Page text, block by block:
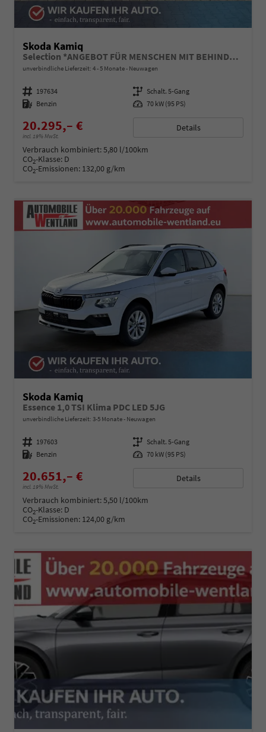
Skoda Kamiq
Selection *ANGEBOT FÜR MENSCHEN MIT BEHINDERUNG AB 50%! 1.0 TSI 95PS, Klimaanlage, Sitzheizung, Parksensoren hinten, LED-Scheinwerfer, Tempomat, Infotainment 8", Virtual Cockpit Nebelscheinwerfer, Dachreling
unverbindliche Lieferzeit: 4 - 5 Monate Neuwagen
Fahrzeugnummer 197634 Getriebe Schalt. 5-Gang
Kraftstoff Benzin Leistung 70 kW (95 PS)
20.295,– €
incl. 19% MwSt.
Details
Verbrauch kombiniert:5,80 l/100km
CO2-Klasse: D
CO2-Emissionen: 132,00 g/km
Skoda Kamiq
Essence 1,0 TSI Klima PDC LED 5JG
unverbindliche Lieferzeit: 3-5 Monate Neuwagen
Fahrzeugnummer 197603 Getriebe Schalt. 5-Gang
Kraftstoff Benzin Leistung 70 kW (95 PS)
20.651,– €
incl. 19% MwSt.
Details
Verbrauch kombiniert:5,50 l/100km
CO2-Klasse: D
CO2-Emissionen: 124,00 g/km